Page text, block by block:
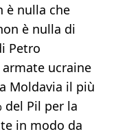
è nulla che
è nulla di
Petro
armate ucraine
Moldavia il più
del Pil per la
in modo da